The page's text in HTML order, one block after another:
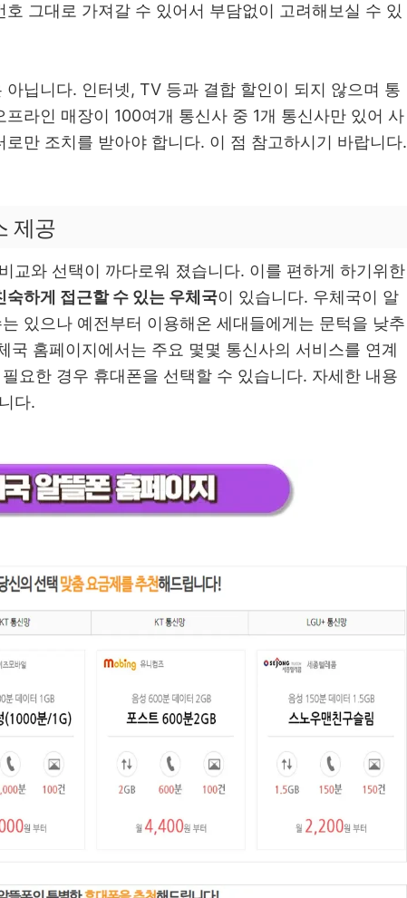
그대로 가져갈 수 있어서 부담없이 고려해보실 수 있
닙니다. 인터넷, TV 등과 결합 할인이 되지 않으며 통
라인 매장이 100여개 통신사 중 1개 통신사만 있어 사
만 조치를 받아야 합니다. 이 점 참고하시기 바랍니다.
제공
교와 선택이 까다로워 졌습니다. 이를 편하게 하기위한
숙하게 접근할 수 있는 우체국이 있습니다. 우체국이 알
있으나 예전부터 이용해온 세대들에게는 문턱을 낮추
국 홈페이지에서는 주요 몇몇 통신사의 서비스를 연계
요한 경우 휴대폰을 선택할 수 있습니다. 자세한 내용
다.